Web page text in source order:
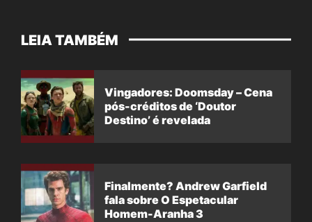
LEIA TAMBÉM
Vingadores: Doomsday – Cena
pós-créditos de ‘Doutor
Destino’ é revelada
Finalmente? Andrew Garfield
fala sobre O Espetacular
Homem-Aranha 3